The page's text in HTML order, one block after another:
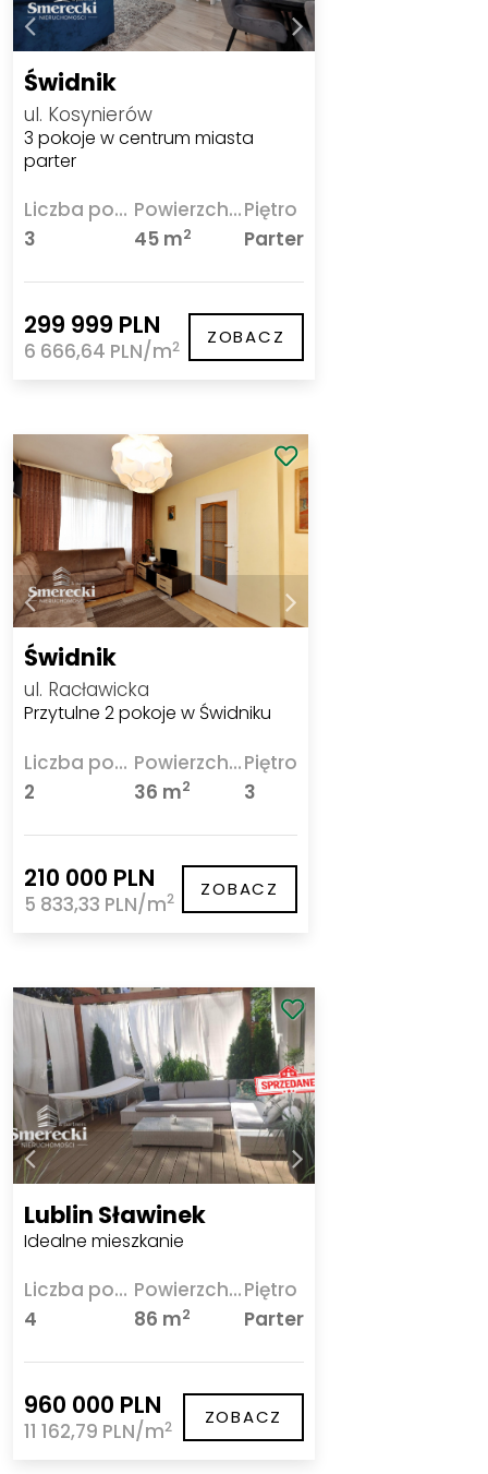
Świdnik
ul. Kosynierów
3 pokoje w centrum miasta
parter
Liczba pokoi
3
Powierzchnia
45 m2
Piętro
Parter
299 999 PLN
6 666,64 PLN/m2 ZOBACZ
Świdnik
ul. Racławicka
Przytulne 2 pokoje w Świdniku
Liczba pokoi
2
Powierzchnia
36 m2
Piętro
3
210 000 PLN
5 833,33 PLN/m2 ZOBACZ
Lublin Sławinek
Idealne mieszkanie
Liczba pokoi
4
Powierzchnia
86 m2
Piętro
Parter
960 000 PLN
11 162,79 PLN/m2 ZOBACZ